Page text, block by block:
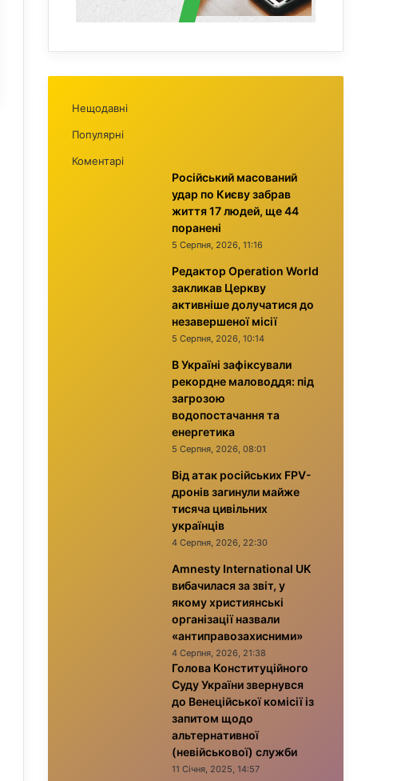
Нещодавні
Популярні
Коментарі
Російський масований
удар по Києву забрав
життя 17 людей, ще 44
поранені
5 Серпня, 2026, 11:16
Редактор Operation World
закликав Церкву
активніше долучатися до
незавершеної місії
5 Серпня, 2026, 10:14
В Україні зафіксували
рекордне маловоддя: під
загрозою
водопостачання та
енергетика
5 Серпня, 2026, 08:01
Від атак російських FPV-
дронів загинули майже
тисяча цивільних
українців
4 Серпня, 2026, 22:30
Amnesty International UK
вибачилася за звіт, у
якому християнські
організації назвали
«антиправозахисними»
4 Серпня, 2026, 21:38
Голова Конституційного
Суду України звернувся
до Венеційської комісії із
запитом щодо
альтернативної
(невійськової) служби
11 Січня, 2025, 14:57